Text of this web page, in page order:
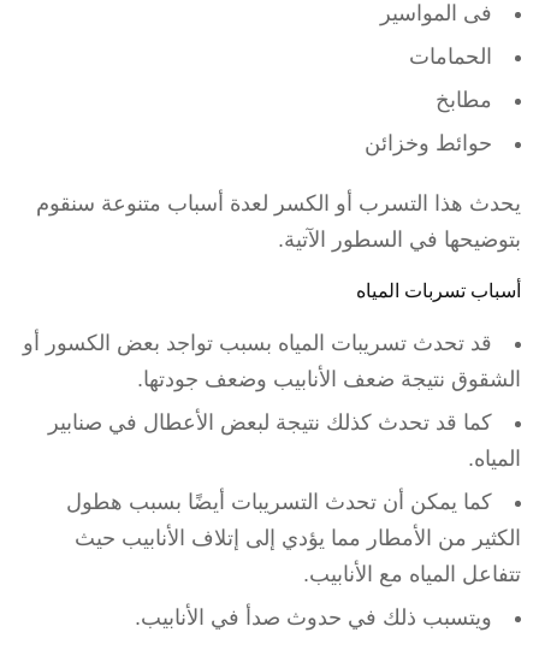
فى المواسير
الحمامات
مطابخ
حوائط وخزائن
يحدث هذا التسرب أو الكسر لعدة أسباب متنوعة سنقوم
بتوضيحها في السطور الآتية.
أسباب تسربات المياه
قد تحدث تسريبات المياه بسبب تواجد بعض الكسور أو
الشقوق نتيجة ضعف الأنابيب وضعف جودتها.
كما قد تحدث كذلك نتيجة لبعض الأعطال في صنابير
المياه.
كما يمكن أن تحدث التسريبات أيضًا بسبب هطول
الكثير من الأمطار مما يؤدي إلى إتلاف الأنابيب حيث
تتفاعل المياه مع الأنابيب.
ويتسبب ذلك في حدوث صدأ في الأنابيب.